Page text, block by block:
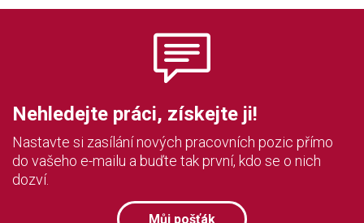
Nehledejte práci, získejte ji!
Nastavte si zasílání nových pracovních pozic přímo
do vašeho e-mailu a buďte tak první, kdo se o nich
dozví.
Můj pošťák